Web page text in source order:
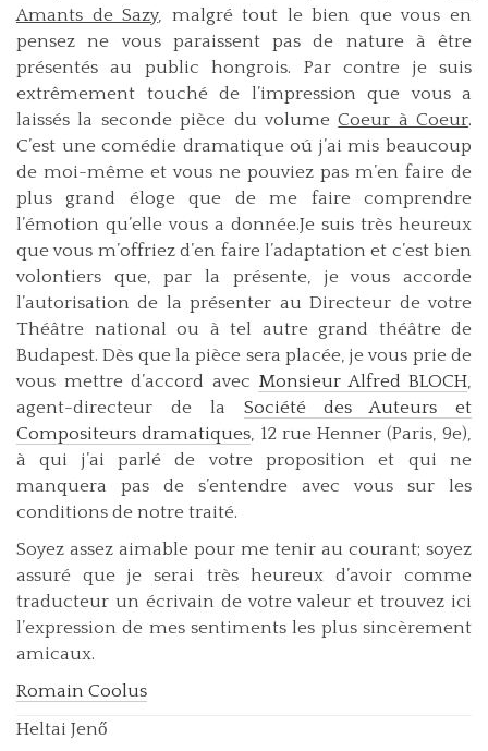
Amants de Sazy, malgré tout le bien que vous en
pensez ne vous paraissent pas de nature à être
présentés au public hongrois. Par contre je suis
extrêmement touché de l’impression que vous a
laissés la seconde pièce du volumeCoeur à Coeur.
C’est une comédie dramatique oú j’ai mis beaucoup
de moi-même et vous ne pouviez pas m’en faire de
plus grand éloge que de me faire comprendre
l’émotion qu’elle vous a donnée.Je suis très heureux
que vous m’offriez d’en faire l’adaptation et c’est bien
volontiers que, par la présente, je vous accorde
l’autorisation de la présenter au Directeur de votre
Théâtre national ou à tel autre grand théâtre de
Budapest. Dès que la pièce sera placée, je vous prie de
vous mettre d’accord avec Monsieur Alfred BLOCH,
agent-directeur de la Société des Auteurs et
Compositeurs dramatiques, 12 rue Henner (Paris, 9e),
à qui j’ai parlé de votre proposition et qui ne
manquera pas de s’entendre avec vous sur les
conditions de notre traité.
Soyez assez aimable pour me tenir au courant; soyez
assuré que je serai très heureux d’avoir comme
traducteur un écrivain de votre valeur et trouvez ici
l’expression de mes sentiments les plus sincèrement
amicaux.
Romain Coolus
Heltai Jenő